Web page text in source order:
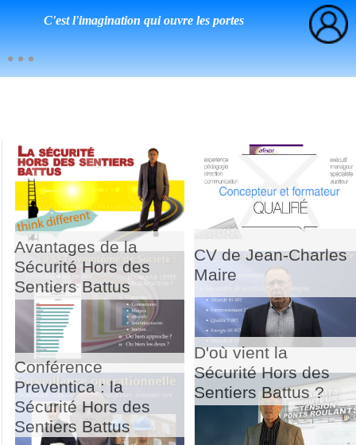
C'est l'imagination qui ouvre les portes
Avantages de la
Sécurité Hors des
Sentiers Battus
CV de Jean-Charles
Maire
Conférence
Preventica : la
Sécurité Hors des
Sentiers Battus
D'où vient la
Sécurité Hors des
Sentiers Battus ?